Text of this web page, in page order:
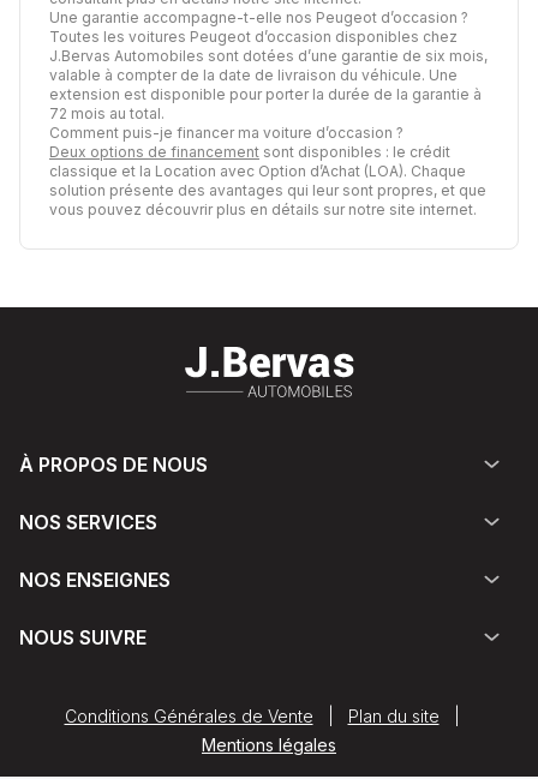
Une garantie accompagne-t-elle nos Peugeot d’occasion ?
Toutes les voitures Peugeot d’occasion disponibles chez
J.Bervas Automobiles sont dotées d’une garantie de six mois,
valable à compter de la date de livraison du véhicule. Une
extension est disponible pour porter la durée de la garantie à
72 mois au total.
Comment puis-je financer ma voiture d’occasion ?
Deux options de financement sont disponibles : le crédit
classique et la Location avec Option d’Achat (LOA). Chaque
solution présente des avantages qui leur sont propres, et que
vous pouvez découvrir plus en détails sur notre site internet.
À PROPOS DE NOUS
NOS SERVICES
NOS ENSEIGNES
NOUS SUIVRE
Conditions Générales de Vente Plan du site
Mentions légales